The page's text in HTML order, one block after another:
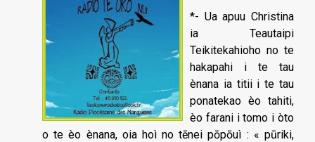
*- Ua apuu Christina
ia Teautaipi
Teikitekahioho no te
hakapahi i te tau
ènana ia titii i te tau
ponatekao èo tahiti,
èo farani i tomo i òto
o te èo ènana, oia hoì no tēnei pōpōuì : « pūriki,